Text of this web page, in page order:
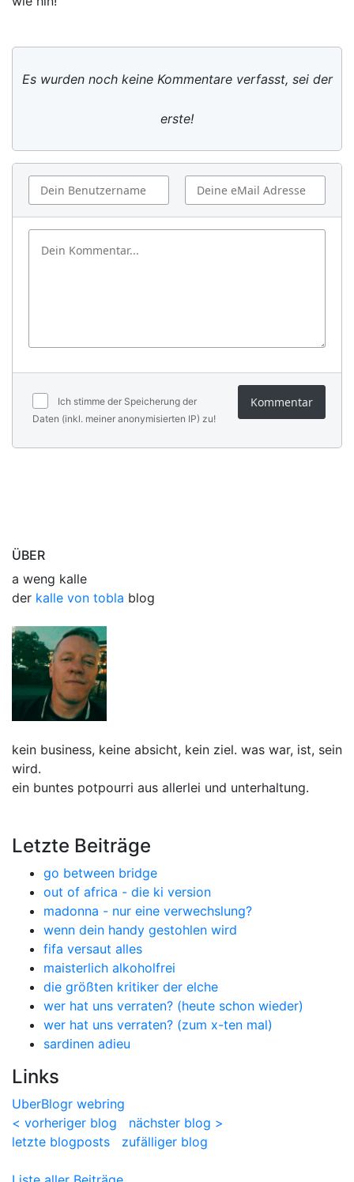
Es wurden noch keine Kommentare verfasst, sei der
erste!
Ich stimme der Speicherung der
Daten (inkl. meiner anonymisierten IP) zu!
Kommentar
ÜBER
a weng kalle
der kalle von tobla blog
kein business, keine absicht, kein ziel. was war, ist, sein
wird.
ein buntes potpourri aus allerlei und unterhaltung.
Letzte Beiträge
go between bridge
out of africa - die ki version
madonna - nur eine verwechslung?
wenn dein handy gestohlen wird
fifa versaut alles
maisterlich alkoholfrei
die größten kritiker der elche
wer hat uns verraten? (heute schon wieder)
wer hat uns verraten? (zum x-ten mal)
sardinen adieu
Links
UberBlogr webring
< vorheriger blog
nächster blog >
letzte blogposts
zufälliger blog